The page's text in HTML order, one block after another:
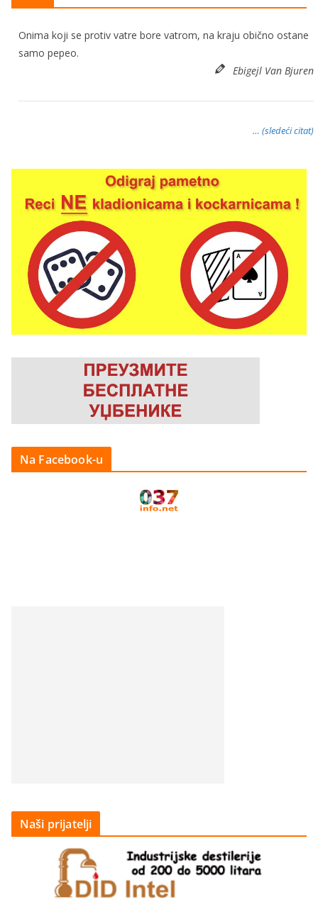
Onima koji se protiv vatre bore vatrom, na kraju obično ostane
samo pepeo.
Ebigejl Van Bjuren
… (sledeći citat)
Na Facebook-u
Naši prijatelji